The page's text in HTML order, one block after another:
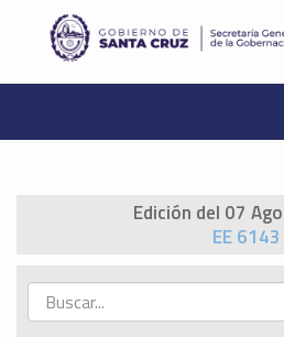
Edición del 07
EE 6143